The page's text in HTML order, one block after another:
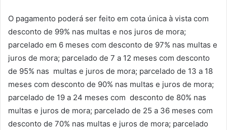
O pagamento poderá ser feito em cota única à vista com
desconto de 99% nas multas e nos juros de mora;
parcelado em 6 meses com desconto de 97% nas multas e
juros de mora; parcelado de 7 a 12 meses com desconto
de 95% nas multas e juros de mora; parcelado de 13 a 18
meses com desconto de 90% nas multas e juros de mora;
parcelado de 19 a 24 meses com desconto de 80% nas
multas e juros de mora; parcelado de 25 a 36 meses com
desconto de 70% nas multas e juros de mora; parcelado